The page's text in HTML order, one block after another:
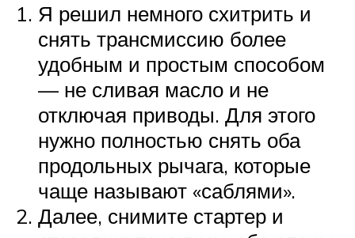
Я решил немного схитрить и
снять трансмиссию более
удобным и простым способом
— не сливая масло и не
отключая приводы. Для этого
нужно полностью снять оба
продольных рычага, которые
чаще называют «саблями».
Далее, снимите стартер и